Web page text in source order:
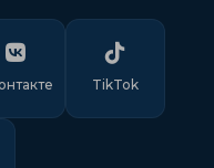
TikTok